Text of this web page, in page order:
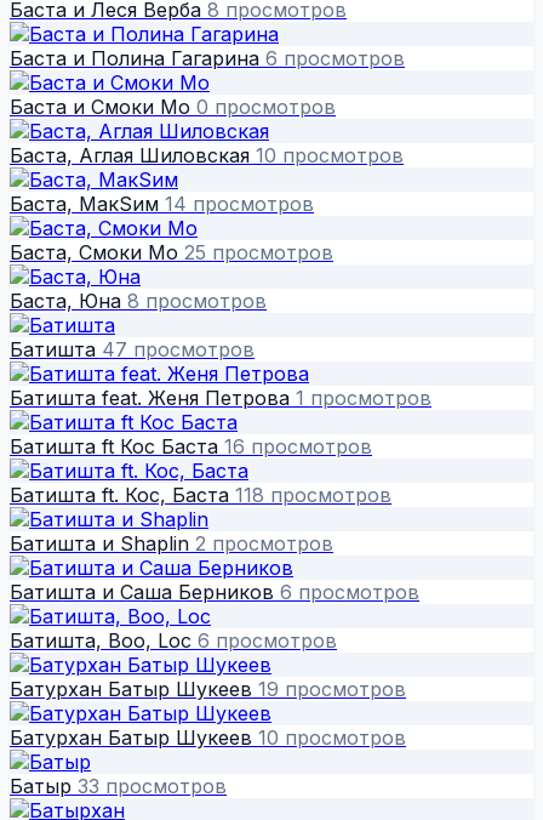
Баста и Леся Верба 8 просмотров
Баста и Полина Гагарина 6 просмотров
Баста и Смоки Мо 0 просмотров
Баста, Аглая Шиловская 10 просмотров
Баста, МакSим 14 просмотров
Баста, Смоки Мо 25 просмотров
Баста, Юна 8 просмотров
Батишта 47 просмотров
Батишта feat. Женя Петрова 1 просмотров
Батишта ft Кос Баста 16 просмотров
Батишта ft. Кос, Баста 118 просмотров
Батишта и Shaplin 2 просмотров
Батишта и Саша Берников 6 просмотров
Батишта, Boo, Loc 6 просмотров
Батурхан Батыр Шукеев 19 просмотров
Батурхан Батыр Шукеев 10 просмотров
Батыр 33 просмотров